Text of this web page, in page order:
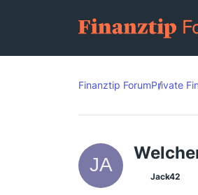
Finanztip ForumPrivate
Jack42